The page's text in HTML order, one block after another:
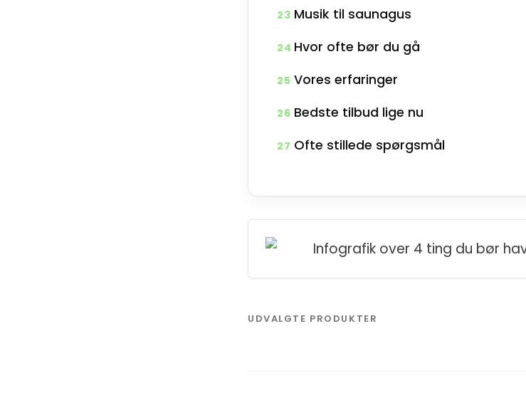
23 Musik til saunagus
24 Hvor ofte bør du gå
25 Vores erfaringer
26 Bedste tilbud lige nu
27 Ofte stillede spørgsmål
UDVALGTE PRODUKTER